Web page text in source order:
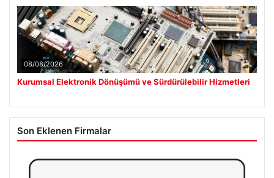
08/08/2026
Kurumsal Elektronik Dönüşümü ve Sürdürülebilir Hizmetleri
Son Eklenen Firmalar